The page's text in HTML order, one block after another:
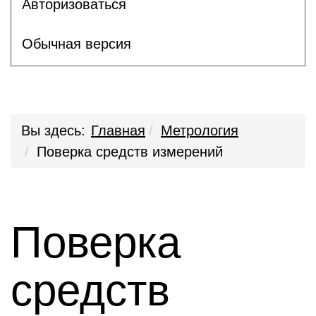
Авторизоваться
Обычная версия
Вы здесь: Главная
Метрология
Поверка средств измерений
Поверка
средств